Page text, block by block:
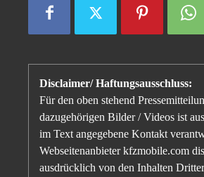
Disclaimer/ Haftungsausschluss:
Für den oben stehend
dazugehörigen Bilder / Videos ist
im Text angegebene Kontakt
Webseitenanbieter kfzmobile.com
ausdrücklich von den Inhalten